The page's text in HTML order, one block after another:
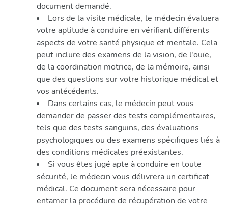
document demandé.
Lors de la visite médicale, le médecin évaluera
votre aptitude à conduire en vérifiant différents
aspects de votre santé physique et mentale. Cela
peut inclure des examens de la vision, de l'ouïe,
de la coordination motrice, de la mémoire, ainsi
que des questions sur votre historique médical et
vos antécédents.
Dans certains cas, le médecin peut vous
demander de passer des tests complémentaires,
tels que des tests sanguins, des évaluations
psychologiques ou des examens spécifiques liés à
des conditions médicales préexistantes.
Si vous êtes jugé apte à conduire en toute
sécurité, le médecin vous délivrera un certificat
médical. Ce document sera nécessaire pour
entamer la procédure de récupération de votre